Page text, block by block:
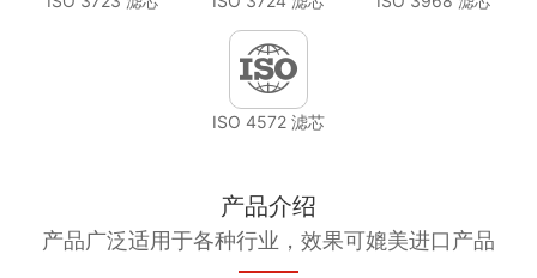
ISO 4572 滤芯
产品介绍
产品广泛适用于各种行业，效果可媲美进口产品